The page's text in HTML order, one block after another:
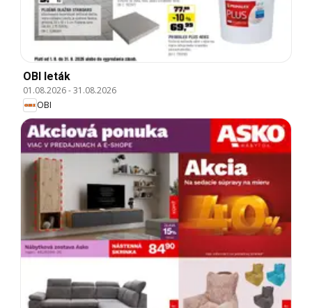
OBI leták
01.08.2026-31.08.2026
OBI